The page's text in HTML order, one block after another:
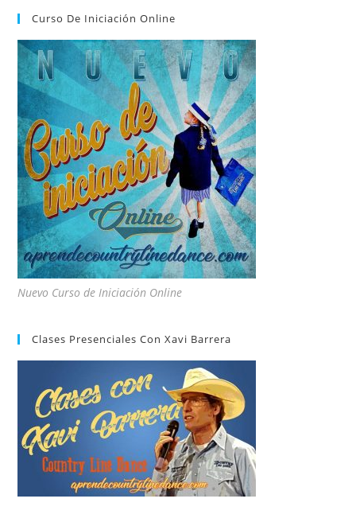
Curso De Iniciación Online
Nuevo Curso de Iniciación Online
Clases Presenciales Con Xavi Barrera